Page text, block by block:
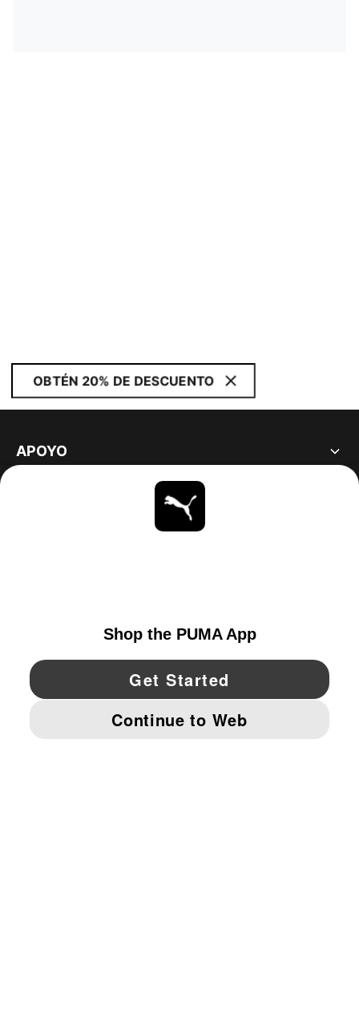
OBTÉN 20% DE DESCUENTO
APOYO
YouTube Twitter Pinterest
IMPRINT AND LEGAL DATA